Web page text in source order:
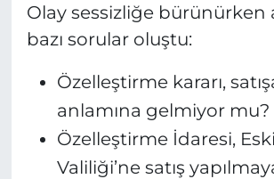
Olay sessizliğe bürünürken
bazı sorular oluştu:
Özelleştirme kararı,
anlamına gelmiyor mu?
Özelleştirme İdaresi,
Valiliği’ne satış